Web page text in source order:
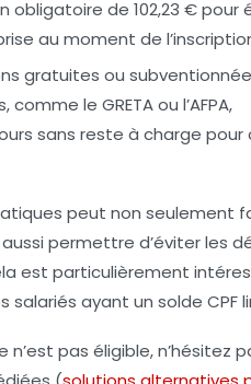
obligatoire de 102,23 € pour
au moment de
gratuites ou
le GRETA ou l’AFPA,
sans reste à charge pour
peut non seulement
permettre d’éviter les
est particulièrement
salariés ayant un solde CPF
pas éligible, n’hésitez